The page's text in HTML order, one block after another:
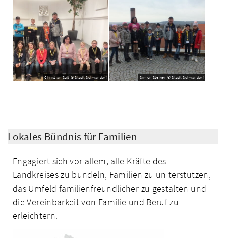
Christian Süß © Stadt Schwandorf Simon Steiner © Stadt Schwandorf
Lokales Bündnis für Familien
Engagiert sich vor allem, alle Kräfte des
Landkreises zu bündeln, Familien zu un­ terstützen,
das Umfeld familienfreundlicher zu gestalten und
die Vereinbarkeit von Familie und Beruf zu
erleichtern.